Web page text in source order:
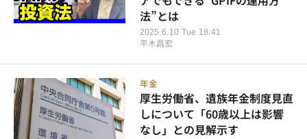
2025.6.10 Tue 18:41
法”とは
平木昌宏
年金
厚生労働省、遺族年金制度見直
しについて「60歳以上は影響
なし」との見解示す